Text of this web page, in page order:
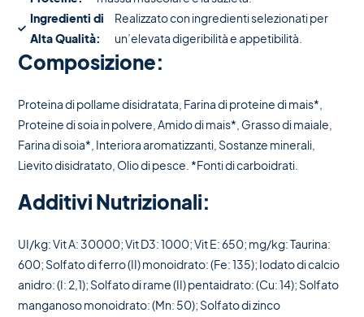
Ingredienti di
Alta Qualità:
Realizzato con ingredienti selezionati per
un’elevata digeribilità e appetibilità.
Composizione:
Proteina di pollame disidratata, Farina di proteine di mais*,
Proteine di soia in polvere, Amido di mais*, Grasso di maiale,
Farina di soia*, Interiora aromatizzanti, Sostanze minerali,
Lievito disidratato, Olio di pesce. *Fonti di carboidrati.
Additivi Nutrizionali:
UI/kg: Vit A: 30000; Vit D3: 1000; Vit E: 650; mg/kg: Taurina:
600; Solfato di ferro (II) monoidrato: (Fe: 135); Iodato di calcio
anidro: (I: 2,1); Solfato di rame (II) pentaidrato: (Cu: 14); Solfato
manganoso monoidrato: (Mn: 50); Solfato di zinco